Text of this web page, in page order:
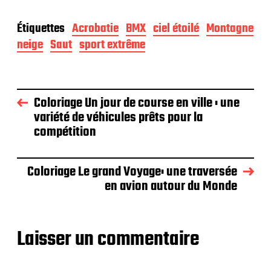
Étiquettes Acrobatie BMX ciel étoilé Montagne
neige Saut sport extrême
Coloriage Un jour de course en ville : une
variété de véhicules prêts pour la
compétition
Coloriage Le grand Voyage: une traversée
en avion autour du Monde
Laisser un commentaire